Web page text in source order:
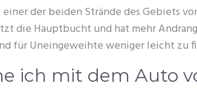
der beiden Strände des Gebiets
die Hauptbucht und hat mehr
für Uneingeweihte weniger leicht zu
ich mit dem Auto